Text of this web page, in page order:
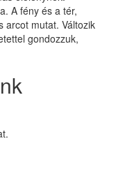
A fény és a tér,
arcot mutat. Változik
gondozzuk,